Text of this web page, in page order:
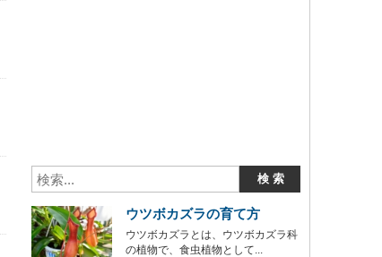
ウツボカズラの育て方
ウツボカズラとは、ウツボカズラ科
の植物で、食虫植物として...